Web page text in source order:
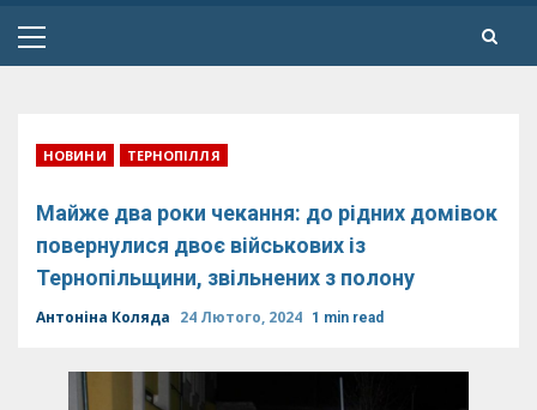
Primary
НОВИНИ ТЕРНОПІЛЛЯ
Майже два роки чекання: до рідних домівок
повернулися двоє військових із
Тернопільщини, звільнених з полону
Антоніна Коляда 24 Лютого, 2024 1 min read